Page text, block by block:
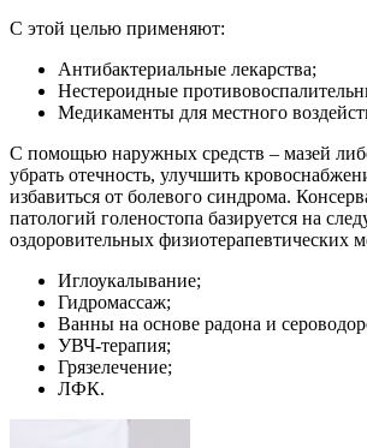
С этой целью применяют:
Антибактериальные лекарства;
Нестероидные
Медикаменты для местного
С помощью наружных средств – мазей
убрать отечность, улучшить
избавиться от болевого синдрома.
патологий голеностопа базируется на
оздоровительных физиотерапевтических
Иглоукалывание;
Гидромассаж;
Ванны на основе радона и
УВЧ-терапия;
Грязелечение;
ЛФК.